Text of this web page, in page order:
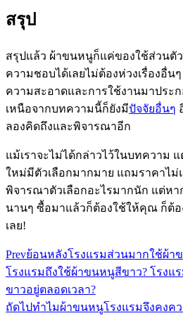
สรุป
สรุปแล้ว ผ้าขนหนูก็แค่ของใช้ส่วนตั
ความชอบได้เลยไม่ต้องห่วงเรื่องอื่น
ความสะอาดและการใช้งานมาประ
เหนือจากบทความนี้ก็ยังมีปัจจัยอื่นๆ
ลองคิดถึงและพิจารณาอีก
แม้เราจะไม่ได้กล่าวไว้ในบทความ
ใหม่มีตัวเลือกมากมาย แถมราคาไม่
พิจารณาตัวเลือกอะไรมากนัก แต่หา
นานๆ ซื้อมาแล้วก็ต้องใช้ให้คุณ ก็ต้
เลย!
Prevย้อนหลังโรงแรมส่วนมากใช้ผ้า
โรงแรมถึงใช้ผ้าขนหนูสีขาว? โรงแ
ขาวอยู่ตลอดเวลา?
ถัดไปทำไมผ้าขนหนูโรงแรมจึงคงค